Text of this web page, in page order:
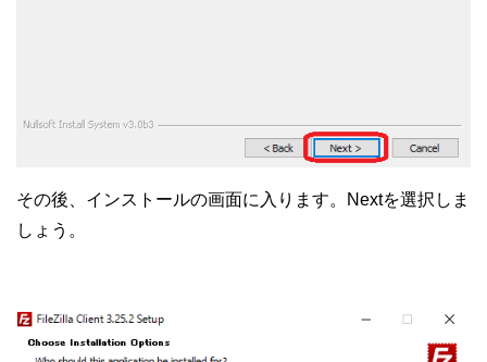
その後、インストールの画面に入ります。
Nextを選択しま
しょう。